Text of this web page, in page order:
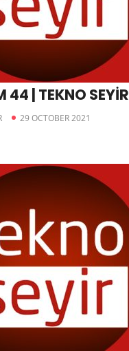
44 | TEKNO SEYİR
29 OCTOBER 2021